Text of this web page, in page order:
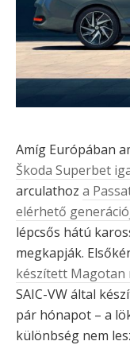
Amíg Európában
Škoda Superbet
arculathoz a
elérhető
lépcsős hátú
megkapják.
készített
SAIC-VW által
pár hónapot – a
különbség nem